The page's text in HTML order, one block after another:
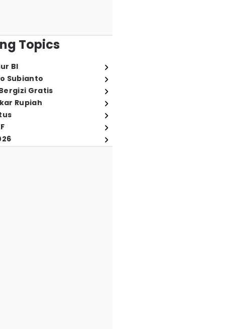
Topics
BI
Subianto
Gratis
Rupiah